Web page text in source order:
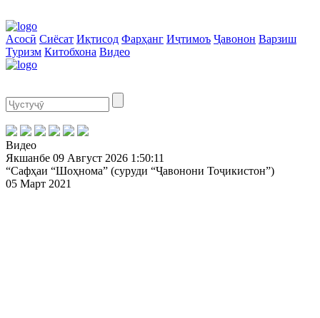
Асосӣ Сиёсат Иқтисод Фарҳанг Иҷтимоъ Ҷавонон Варзиш
Туризм Китобхона Видео
Видео
Якшанбе 09 Август 2026 1:50:11
“Сафҳаи “Шоҳнома” (суруди “Ҷавонони Тоҷикистон”)
05 Март 2021